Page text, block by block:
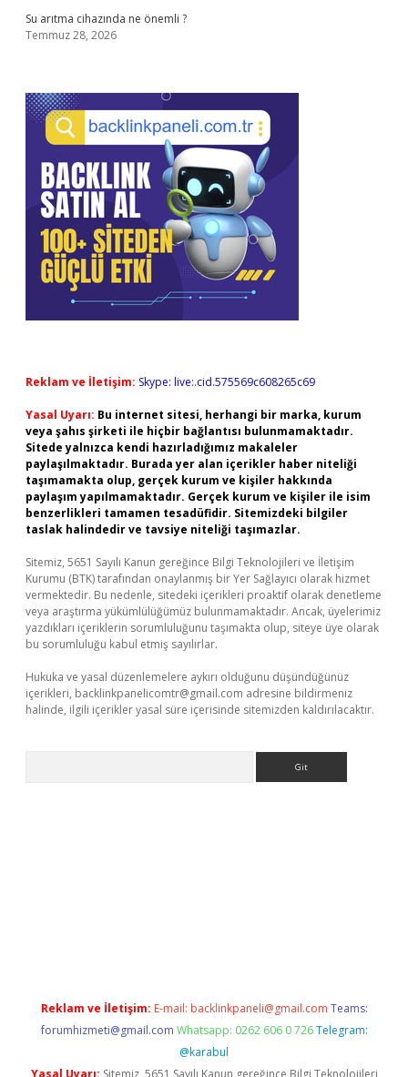
Su arıtma cihazında ne önemli ?
Temmuz 28, 2026
Reklam ve İletişim: Skype: live:.cid.575569c608265c69
Yasal Uyarı: Bu internet sitesi, herhangi bir marka, kurum
veya şahıs şirketi ile hiçbir bağlantısı bulunmamaktadır.
Sitede yalnızca kendi hazırladığımız makaleler
paylaşılmaktadır. Burada yer alan içerikler haber niteliği
taşımamakta olup, gerçek kurum ve kişiler hakkında
paylaşım yapılmamaktadır. Gerçek kurum ve kişiler ile isim
benzerlikleri tamamen tesadüfidir. Sitemizdeki bilgiler
taslak halindedir ve tavsiye niteliği taşımazlar.
Sitemiz, 5651 Sayılı Kanun gereğince Bilgi Teknolojileri ve İletişim
Kurumu (BTK) tarafından onaylanmış bir Yer Sağlayıcı olarak hizmet
vermektedir. Bu nedenle, sitedeki içerikleri proaktif olarak denetleme
veya araştırma yükümlülüğümüz bulunmamaktadır. Ancak, üyelerimiz
yazdıkları içeriklerin sorumluluğunu taşımakta olup, siteye üye olarak
bu sorumluluğu kabul etmiş sayılırlar.
Hukuka ve yasal düzenlemelere aykırı olduğunu düşündüğünüz
içerikleri, backlinkpanelicomtr@gmail.com adresine bildirmeniz
halinde, ilgili içerikler yasal süre içerisinde sitemizden kaldırılacaktır.
Reklam ve İletişim: E-mail: backlinkpaneli@gmail.com Teams:
forumhizmeti@gmail.com Whatsapp: 0262 606 0 726 Telegram:
@karabul
Yasal Uyarı: Sitemiz, 5651 Sayılı Kanun gereğince Bilgi Teknolojileri